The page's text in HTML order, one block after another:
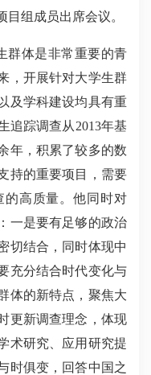
组成员出席会议。
体是非常重要的青
，开展针对大学生群
及学科建设均具有重
追踪调查从2013年基
年，积累了较多的数
持的重要项目，需要
高质量。他同时对
一是要有足够的政治
切结合，同时体现中
充分结合时代变化与
体的新特点，聚焦大
更新调查理念，体现
术研究、应用研究提
时俱变，回答中国之